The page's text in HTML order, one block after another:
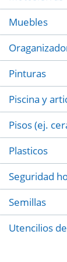
Muebles
Pinturas
Piscina y
Pisos (ej.
Plasticos
Seguridad
Semillas
Utencilios